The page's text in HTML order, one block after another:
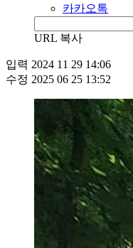
카카오톡
URL 복사
입력 2024 11 29 14:06
수정 2025 06 25 13:52